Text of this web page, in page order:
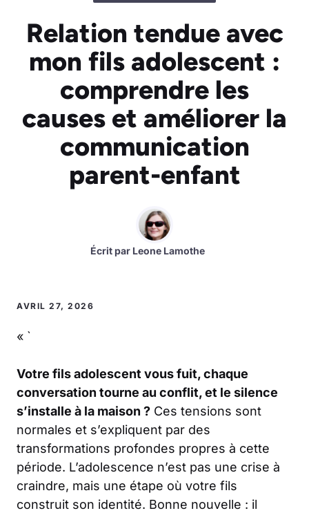
Relation tendue avec
mon fils adolescent :
comprendre les
causes et améliorer la
communication
parent-enfant
Écrit par Leone Lamothe
AVRIL 27, 2026
« `
Votre fils adolescent vous fuit, chaque
conversation tourne au conflit, et le silence
s’installe à la maison ? Ces tensions sont
normales et s’expliquent par des
transformations profondes propres à cette
période. L’adolescence n’est pas une crise à
craindre, mais une étape où votre fils
construit son identité. Bonne nouvelle : il